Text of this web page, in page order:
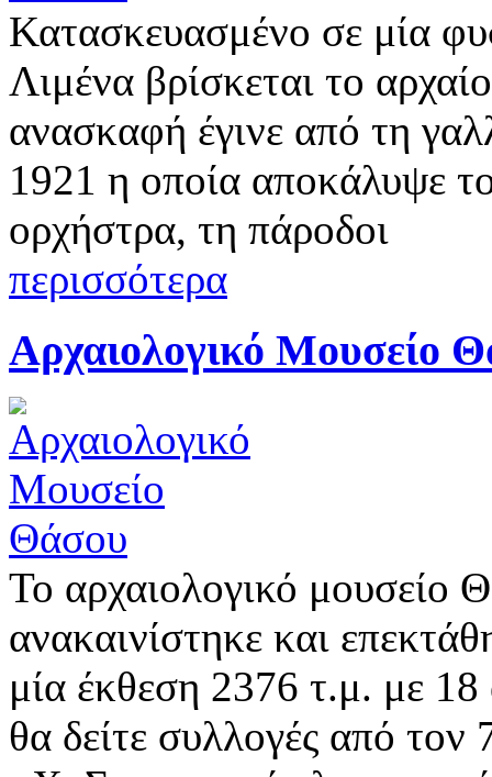
Κατασκευασμένο σε μία
Λιμένα βρίσκεται το
ανασκαφή έγινε από τη
1921 η οποία αποκάλυψε
ορχήστρα, τη πάροδοι
περισσότερα
Αρχαιολογικό Μουσείο
Το αρχαιολογικό μουσείο
ανακαινίστηκε και
μία έκθεση 2376 τ.μ. με 18
θα δείτε συλλογές από